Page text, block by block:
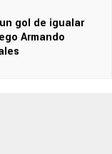
gol de igualar
Armando